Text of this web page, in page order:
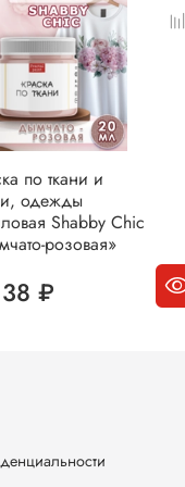
по ткани и
одежды
Shabby Chic
розовая»
₽